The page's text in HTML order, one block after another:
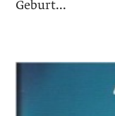
Geburt...